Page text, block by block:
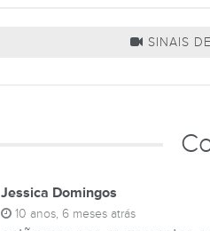
SINAIS
Jessica Domingos
10 anos, 6 meses atrás